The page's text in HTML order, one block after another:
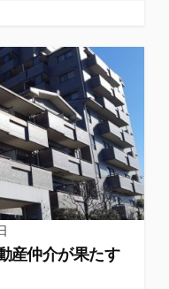
産仲介が果たす